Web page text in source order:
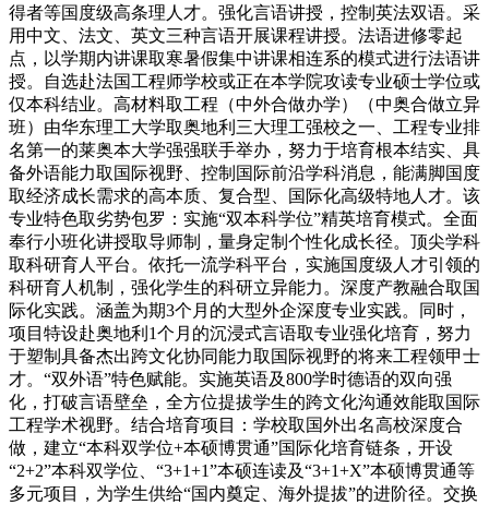
得者等国度级高条理人才。强化言语讲授，控制英法双语。采
用中文、法文、英文三种言语开展课程讲授。法语进修零起
点，以学期内讲课取寒暑假集中讲课相连系的模式进行法语讲
授。自选赴法国工程师学校或正在本学院攻读专业硕士学位或
仅本科结业。高材料取工程（中外合做办学）（中奥合做立异
班）由华东理工大学取奥地利三大理工强校之一、工程专业排
名第一的莱奥本大学强强联手举办，努力于培育根本结实、具
备外语能力取国际视野、控制国际前沿学科消息，能满脚国度
取经济成长需求的高本质、复合型、国际化高级特地人才。该
专业特色取劣势包罗：实施“双本科学位”精英培育模式。全面
奉行小班化讲授取导师制，量身定制个性化成长径。顶尖学科
取科研育人平台。依托一流学科平台，实施国度级人才引领的
科研育人机制，强化学生的科研立异能力。深度产教融合取国
际化实践。涵盖为期3个月的大型外企深度专业实践。同时，
项目特设赴奥地利1个月的沉浸式言语取专业强化培育，努力
于塑制具备杰出跨文化协同能力取国际视野的将来工程领甲士
才。“双外语”特色赋能。实施英语及800学时德语的双向强
化，打破言语壁垒，全方位提拔学生的跨文化沟通效能取国际
工程学术视野。结合培育项目：学校取国外出名高校深度合
做，建立“本科双学位+本硕博贯通”国际化培育链条，开设
“2+2”本科双学位、“3+1+1”本硕连读及“3+1+X”本硕博贯通等
多元项目，为学生供给“国内奠定、海外提拔”的进阶径。交换